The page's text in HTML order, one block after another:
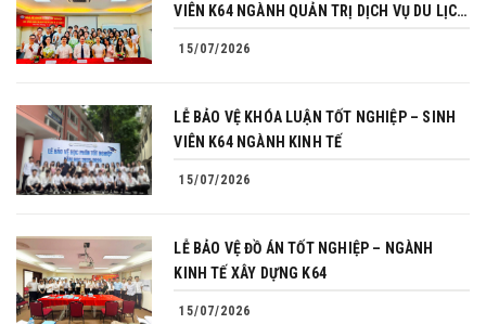
VIÊN K64 NGÀNH QUẢN TRỊ DỊCH VỤ DU LỊCH
15/07/2026
LỄ BẢO VỆ KHÓA LUẬN TỐT NGHIỆP – SINH
VIÊN K64 NGÀNH KINH TẾ
15/07/2026
LỄ BẢO VỆ ĐỒ ÁN TỐT NGHIỆP – NGÀNH
KINH TẾ XÂY DỰNG K64
15/07/2026